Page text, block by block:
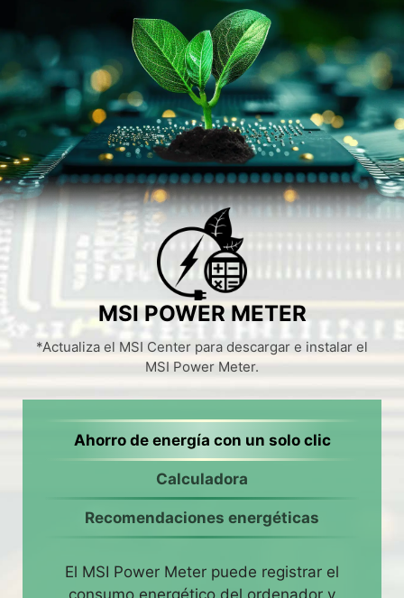
MSI POWER METER
*Actualiza el MSI Center para descargar e instalar el
MSI Power Meter.
Ahorro de energía con un solo clic
Calculadora
Recomendaciones energéticas
El MSI Power Meter puede registrar el
consumo energético del ordenador y